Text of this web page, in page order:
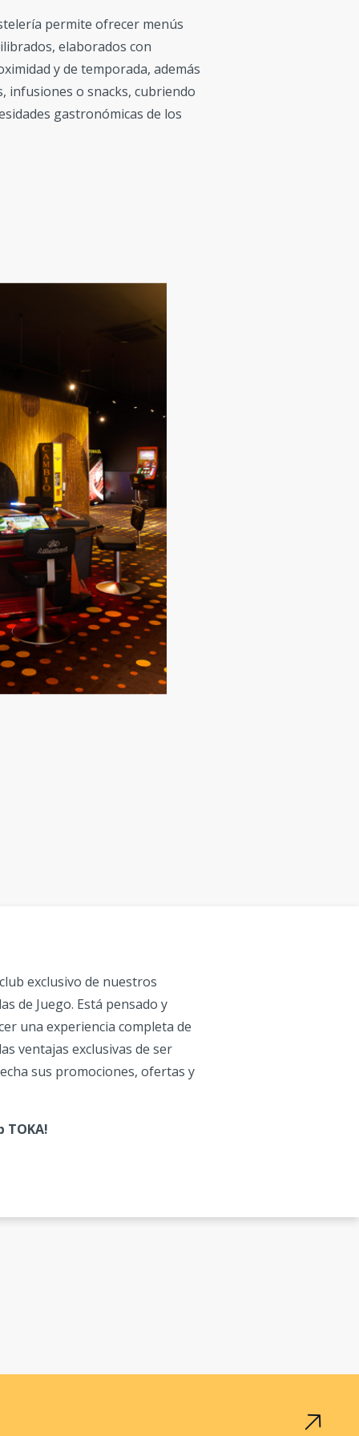
permite ofrecer menús
elaborados con
y de temporada, además
infusiones o snacks, cubriendo
gastronómicas de los
exclusivo de nuestros
de Juego. Está pensado y
una experiencia completa de
ventajas exclusivas de ser
sus promociones, ofertas y
TOKA!